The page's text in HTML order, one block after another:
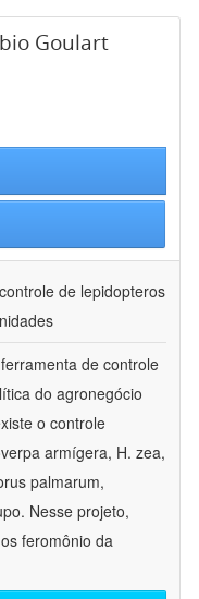
Goulart
de lepidopteros
de controle
do agronegócio
o controle
armígera, H. zea,
palmarum,
Nesse projeto,
feromônio da